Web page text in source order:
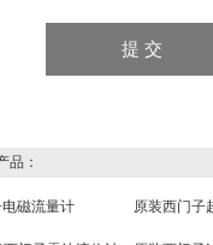
品：
磁流量计 原装西门子